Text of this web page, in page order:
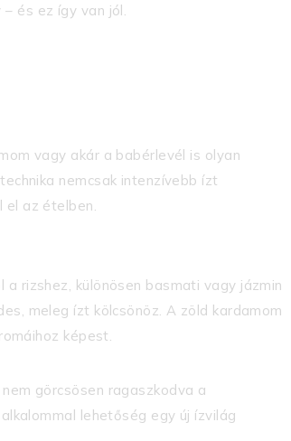
és ez így van jól.
vagy akár a babérlevél is olyan
nemcsak intenzívebb ízt
az ételben.
rizshez, különösen basmati vagy jázmin
meleg ízt kölcsönöz. A zöld kardamom
képest.
görcsösen ragaszkodva a
lehetőség egy új ízvilág